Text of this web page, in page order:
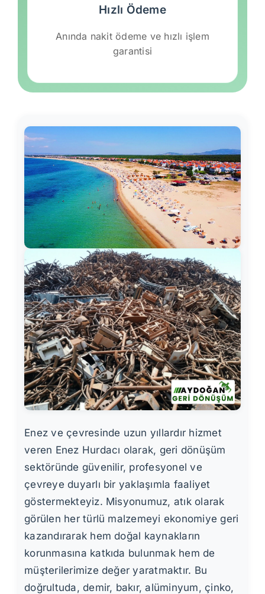
Hızlı Ödeme
Anında nakit ödeme ve hızlı işlem
garantisi
Enez ve çevresinde uzun yıllardır hizmet
veren Enez Hurdacı olarak, geri dönüşüm
sektöründe güvenilir, profesyonel ve
çevreye duyarlı bir yaklaşımla faaliyet
göstermekteyiz. Misyonumuz, atık olarak
görülen her türlü malzemeyi ekonomiye geri
kazandırarak hem doğal kaynakların
korunmasına katkıda bulunmak hem de
müşterilerimize değer yaratmaktır. Bu
doğrultuda, demir, bakır, alüminyum, çinko,